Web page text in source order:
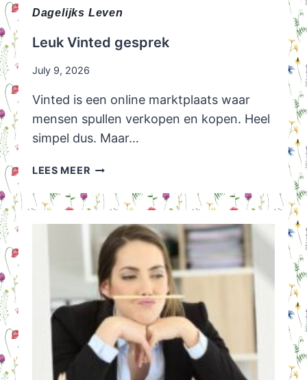
Dagelijks Leven
Leuk Vinted gesprek
July 9, 2026
Vinted is een online marktplaats waar
mensen spullen verkopen en kopen. Heel
simpel dus. Maar…
LEES MEERLEUK
GESPREK